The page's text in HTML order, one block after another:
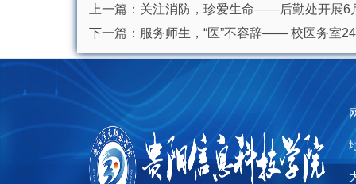
上一篇： 关注消防，珍爱生命——后勤处开展6
下一篇： 服务师生，“医”不容辞—— 校医务室